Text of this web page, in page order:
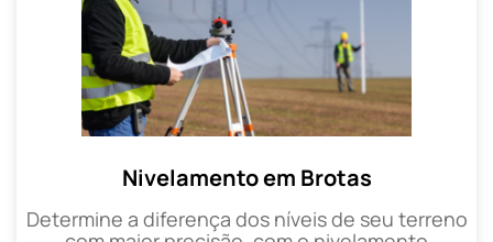
Nivelamento em Brotas
Determine a diferença dos níveis de seu terreno